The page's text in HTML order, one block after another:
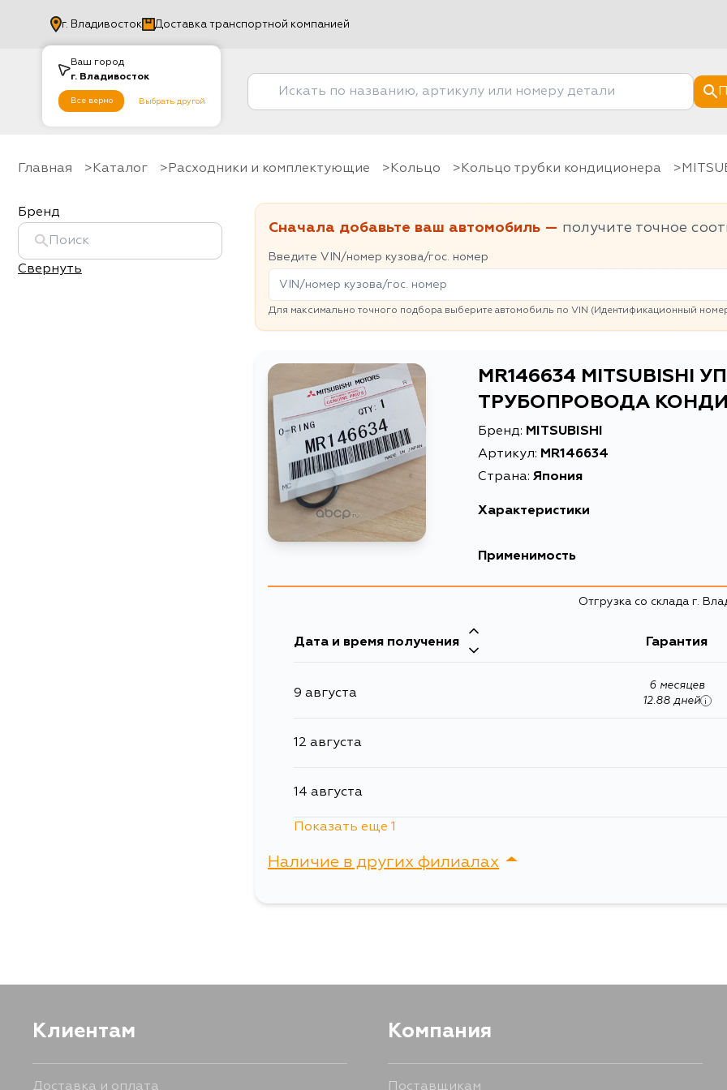
Ваш город
г. Владивосток
Все верно Выбрать другой
г. Владивосток Доставка транспортной компанией
Главная Каталог Расходники и комплектующие Кольцо Кольцо трубки кондиционера
Бренд
Свернуть
Сначала добавьте ваш автомобиль — получите точное
Введите VIN/номер кузова/гос. номер
Для максимально точного подбора выберите автомобиль по VIN (Идентификационный
MR146634 MITSUBISHI
ТРУБОПРОВОДА
Бренд: MITSUBISHI
Артикул: MR146634
Страна: Япония
Характеристики
EAN-13
17
0.003
Применимость
Отгрузка со склада г.
Дата и время получения Гарантия
9 августа
6 месяцев
12.88 дней
i
12 августа
14 августа
Показать еще 1
Наличие в других филиалах
Клиентам
Доставка и оплата
Компания
Поставщикам